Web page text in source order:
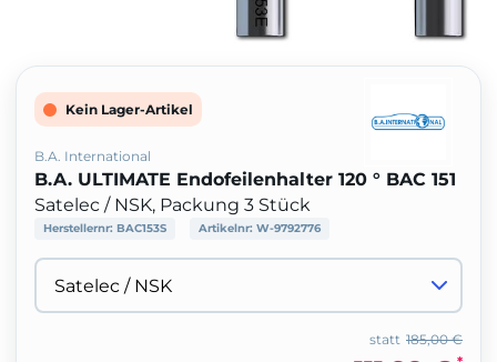
Kein Lager-Artikel
B.A. International
B.A. ULTIMATE Endofeilenhalter 120 ° BAC 151
Satelec / NSK, Packung 3 Stück
Herstellernr: BAC153S Artikelnr: W-9792776
185,00 €
statt